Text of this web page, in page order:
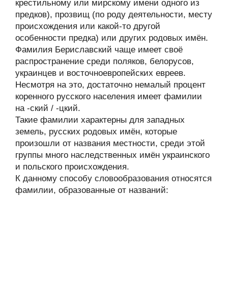
крестильному или мирскому имени одного из
предков), прозвищ (по роду деятельности, месту
происхождения или какой-то другой
особенности предка) или других родовых имён.
Фамилия Бериславский чаще имеет своё
распространение среди поляков, белорусов,
украинцев и восточноевропейских евреев.
Несмотря на это, достаточно немалый процент
коренного русского населения имеет фамилии
на -ский / -цкий.
Такие фамилии характерны для западных
земель, русских родовых имён, которые
произошли от названия местности, среди этой
группы много наследственных имён украинского
и польского происхождения.
К данному способу словообразования относятся
фамилии, образованные от названий: